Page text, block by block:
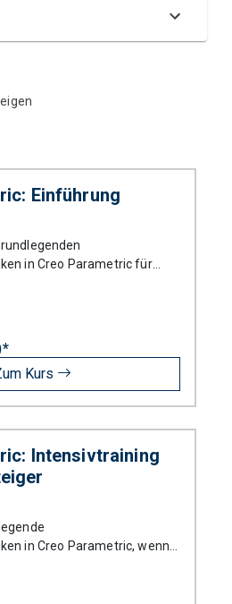
Einführung
in Creo Parametric für
Kurs
Intensivtraining
in Creo Parametric, wenn